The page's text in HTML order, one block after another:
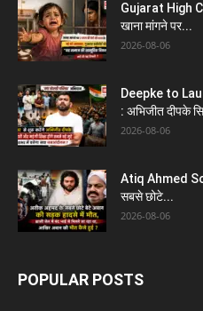
Gujarat High
खाना मांगने पर...
2026-08-06
Deepke to
: अभिजीत दीपके
2026-08-06
Atiq Ahmed
सबसे छोटे...
2026-08-06
POPULAR POSTS